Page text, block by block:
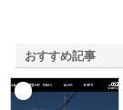
おすすめ記事